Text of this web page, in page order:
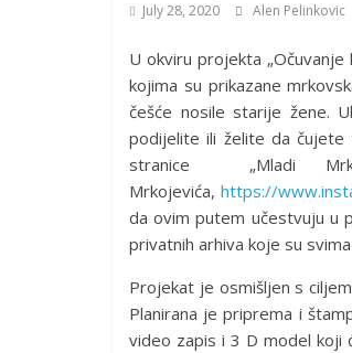
July 28, 2020 Alen Pelinkovic
U okviru projekta
kojima su prikazane
češće nosile starije žene.
podijelite ili želite da čujete
stranice „Mladi
Mrkojevića,https://
da ovim putem učestvuju u
privatnih arhiva koje su
Projekat je osmišljen s
Planirana je priprema i
video zapis i 3 D model koji